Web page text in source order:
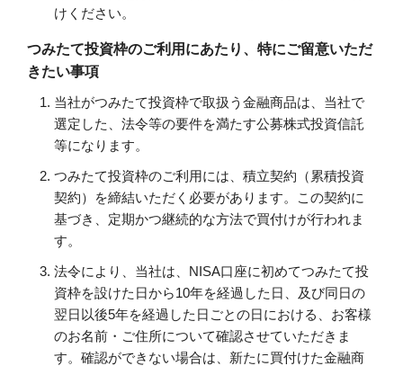
けください。
つみたて投資枠のご利用にあたり、特にご留意いただ
きたい事項
当社がつみたて投資枠で取扱う金融商品は、当社で
選定した、法令等の要件を満たす公募株式投資信託
等になります。
つみたて投資枠のご利用には、積立契約（累積投資
契約）を締結いただく必要があります。この契約に
基づき、定期かつ継続的な方法で買付けが行われま
す。
法令により、当社は、NISA口座に初めてつみたて投
資枠を設けた日から10年を経過した日、及び同日の
翌日以後5年を経過した日ごとの日における、お客様
のお名前・ご住所について確認させていただきま
す。確認ができない場合は、新たに買付けた金融商